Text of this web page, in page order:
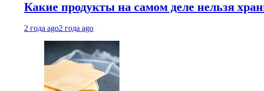
Какие продукты на самом деле нельзя
2 года ago2 года ago